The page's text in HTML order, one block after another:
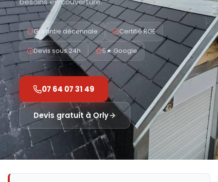
Garantie décennale Certifié RGE
Devis sous 24h 5★ Google
07 64 07 31 49
Devis gratuit à Orly